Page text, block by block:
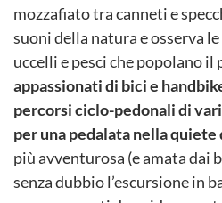
mozzafiato tra canneti e
suoni della natura e osserva
uccelli e pesci che popolano il
appassionati di bici e
percorsi ciclo-pedonali di
per una pedalata nella quiete
più avventurosa (e amata dai
senza dubbio l’escursione in